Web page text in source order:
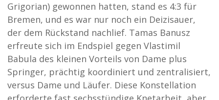
Grigorian) gewonnen hatten, stand es 4:3 für
Bremen, und es war nur noch ein Deizisauer,
der dem Rückstand nachlief. Tamas Banusz
erfreute sich im Endspiel gegen Vlastimil
Babula des kleinen Vorteils von Dame plus
Springer, prächtig koordiniert und zentralisiert,
versus Dame und Läufer. Diese Konstellation